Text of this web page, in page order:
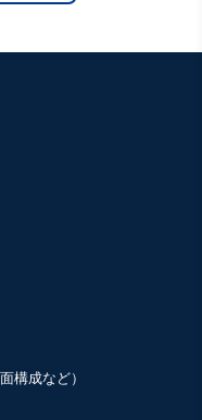
構成など）